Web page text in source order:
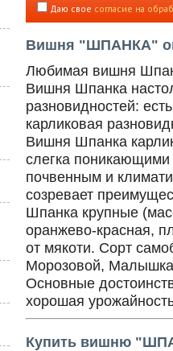
Даю свое согласие на
Вишня "ШПАНКА"
Любимая вишня
Вишня Шпанка
разновидностей:
карликовая
Вишня Шпанка
слегка поникающими
почвенным и
созревает
Шпанка крупные
оранжево-красная,
от мякоти. Сорт
Морозовой,
Основные
хорошая
Купить вишню